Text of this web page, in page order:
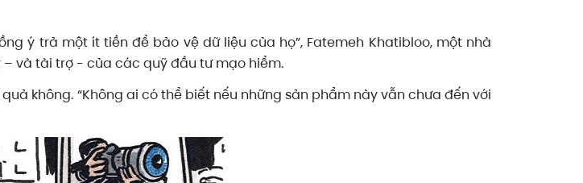
ý trả một ít tiền để bảo vệ dữ liệu của họ”, Fatemeh Khatibloo, một nhà
và tài trợ - của các quỹ đầu tư mạo hiểm.
không. “Không ai có thể biết nếu những sản phẩm này vẫn chưa đến với